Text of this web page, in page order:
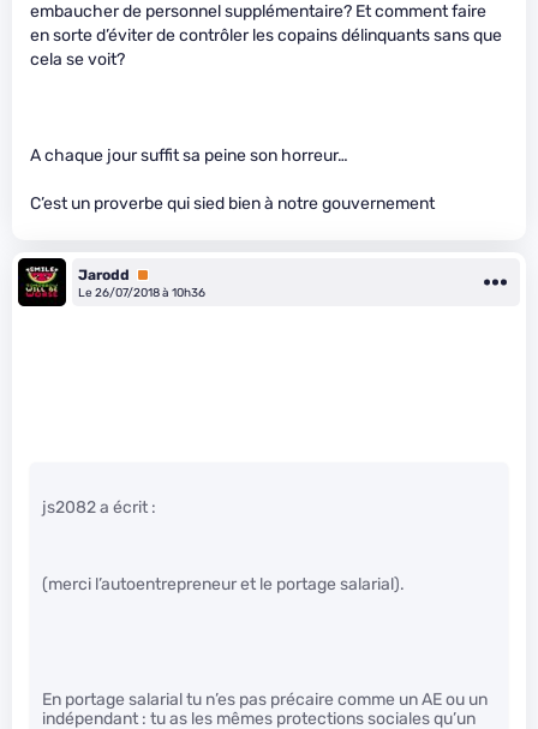
embaucher de personnel supplémentaire? Et comment faire
en sorte d’éviter de contrôler les copains délinquants sans que
cela se voit?
A chaque jour suffit sa peine son horreur…
C’est un proverbe qui sied bien à notre gouvernement
Jarodd
Premium
Le 26/07/2018 à 10h36
js2082 a écrit :
(merci l’autoentrepreneur et le portage salarial).
En portage salarial tu n’es pas précaire comme un AE ou un
indépendant : tu as les mêmes protections sociales qu’un